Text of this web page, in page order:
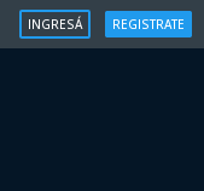
INGRESÁ REGISTRATE